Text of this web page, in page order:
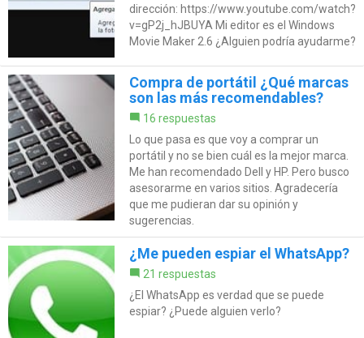
dirección: https://www.youtube.com/watch?
v=gP2j_hJBUYA Mi editor es el Windows
Movie Maker 2.6 ¿Alguien podría ayudarme?
Compra de portátil ¿Qué marcas
son las más recomendables?
16 respuestas
Lo que pasa es que voy a comprar un
portátil y no se bien cuál es la mejor marca.
Me han recomendado Dell y HP. Pero busco
asesorarme en varios sitios. Agradecería
que me pudieran dar su opinión y
sugerencias.
¿Me pueden espiar el WhatsApp?
21 respuestas
¿El WhatsApp es verdad que se puede
espiar? ¿Puede alguien verlo?